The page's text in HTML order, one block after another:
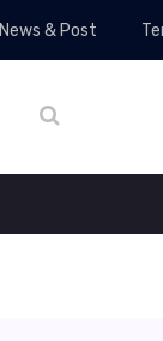
News & Post